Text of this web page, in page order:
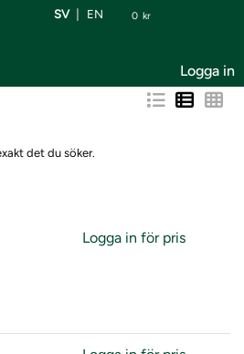
SV EN 0 kr
Logga in
det du söker.
Logga in för pris